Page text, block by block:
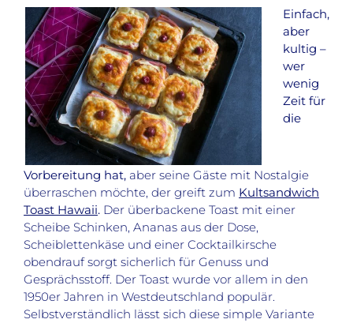
Einfach,
aber
kultig –
wer
wenig
Zeit für
die
Vorbereitung hat, aber seine Gäste mit Nostalgie
überraschen möchte, der greift zum Kultsandwich
Toast Hawaii. Der überbackene Toast mit einer
Scheibe Schinken, Ananas aus der Dose,
Scheiblettenkäse und einer Cocktailkirsche
obendrauf sorgt sicherlich für Genuss und
Gesprächsstoff. Der Toast wurde vor allem in den
1950er Jahren in Westdeutschland populär.
Selbstverständlich lässt sich diese simple Variante